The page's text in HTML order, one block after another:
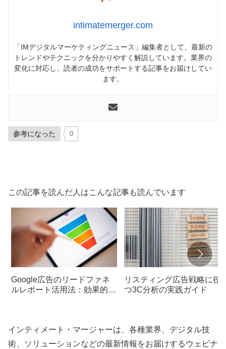
intimatemerger.com
「IMデジタルマーケティングニュース」編集者として、最新の
トレンドやテクニックを分かりやすく解説しています。業界の
変化に対応し、読者の成功をサポートする記事をお届けしてい
ます。
参考になった 0
この記事を読んだ人はこんな記事も読んでいます
Google広告のリードファネ
ルレポート活用法：効果的な
リスティング広告戦略に役
つ3C分析の実践ガイド
インティメート・マージャーは、各種業界、デジタル技
術、ソリューションなどの最新情報をお届けするウェビナ